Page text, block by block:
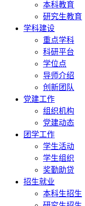
本科教育
研究生教育
学科建设
重点学科
科研平台
学位点
导师介绍
创新团队
党建工作
组织机构
党建动态
团学工作
学生活动
学生组织
奖勤助贷
招生就业
本科生招生